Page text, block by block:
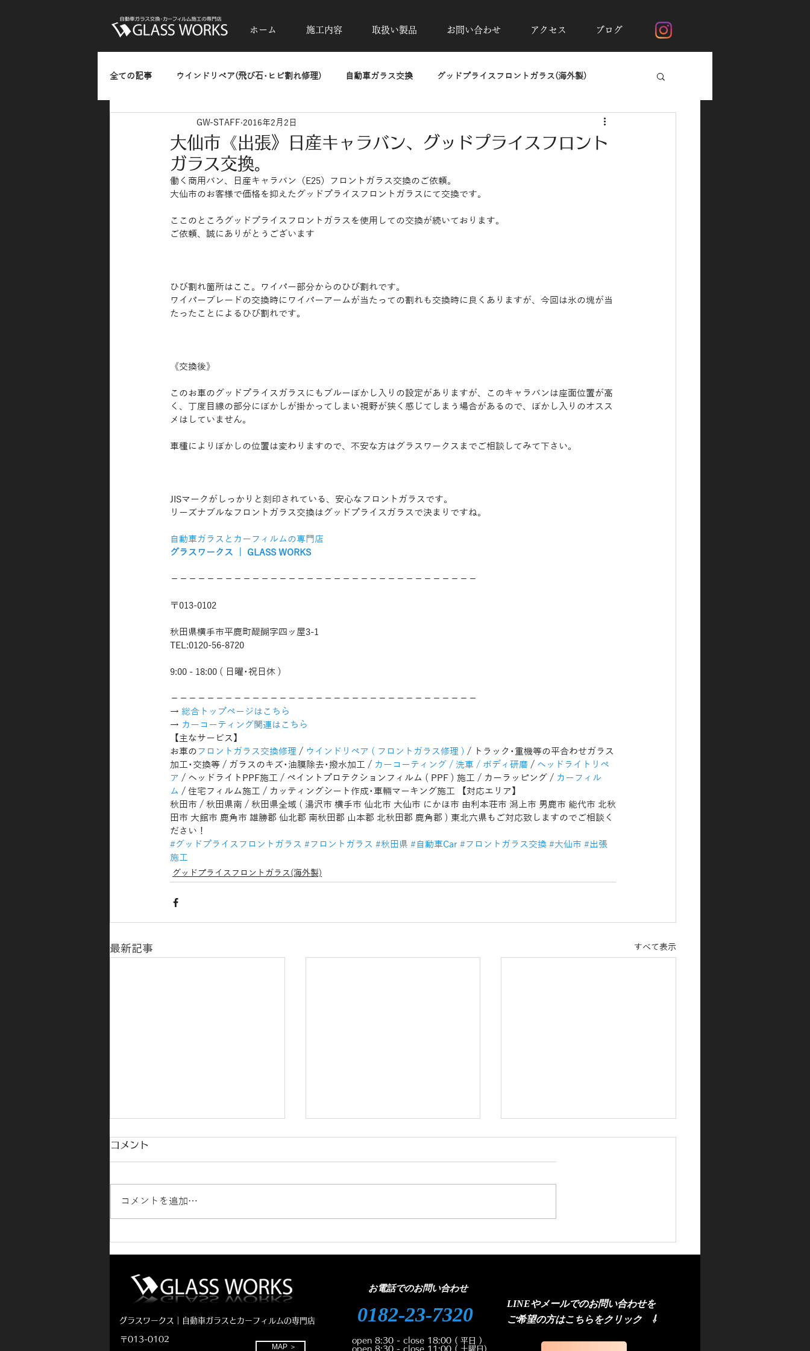
ホーム 施工内容 取扱い製品 お問い合わせ アクセス ブログ
全ての記事 ウインドリペア(飛び石･ヒビ割れ修理) 自動車ガラス交換 グッドプライスフロントガラス(海外製)
ガラスのひっかきキズ･油膜・水垢除去 高断熱フィルムシルフィード
熱反射フィルム(反射発色タイプ)
カーラッピング お知らせ
大仙市《出張》日産キャラバン、グッドプライスフロント
ガラス交換。
GW-STAFF 2016年2月2日
働く商用バン、日産キャラバン（E25）フロントガラス交換のご依頼。
大仙市のお客様で価格を抑えたグッドプライスフロントガラスにて交換です。
ここのところグッドプライスフロントガラスを使用しての交換が続いております。
ご依頼、誠にありがとうございます
ひび割れ箇所はここ。ワイパー部分からのひび割れです。
ワイパーブレードの交換時にワイパーアームが当たっての割れも交換時に良くありますが、今回は氷の塊が当
たったことによるひび割れです。
《交換後》
このお車のグッドプライスガラスにもブルーぼかし入りの設定がありますが、このキャラバンは座面位置が高
く、丁度目線の部分にぼかしが掛かってしまい視野が狭く感じてしまう場合があるので、ぼかし入りのオスス
メはしていません。
車種によりぼかしの位置は変わりますので、不安な方はグラスワークスまでご相談してみて下さい。
JISマークがしっかりと刻印されている、安心なフロントガラスです。
リーズナブルなフロントガラス交換はグッドプライスガラスで決まりですね。
自動車ガラスとカーフィルムの専門店
グラスワークス ｜ GLASS WORKS
−−−−−−−−−−−−−−−−−−−−−−−−−−−−−−−−−−
〒013-0102
秋田県横手市平鹿町醍醐字四ッ屋3-1
TEL:0120-56-8720
9:00 - 18:00 ( 日曜･祝日休 )
−−−−−−−−−−−−−−−−−−−−−−−−−−−−−−−−−−
→ 総合トップページはこちら
→ カーコーティング関連はこちら
【主なサービス】
お車のフロントガラス交換修理 / ウインドリペア ( フロントガラス修理 ) / トラック･重機等の平合わせガラス
加工･交換等 / ガラスのキズ･油膜除去･撥水加工 / カーコーティング / 洗車 / ボディ研磨 / ヘッドライトリペ
ア / ヘッドライトPPF施工 / ペイントプロテクションフィルム ( PPF ) 施工 / カーラッピング / カーフィル
ム / 住宅フィルム施工 / カッティングシート作成･車輛マーキング施工 【対応エリア】
秋田市 / 秋田県南 / 秋田県全域 ( 湯沢市 横手市 仙北市 大仙市 にかほ市 由利本荘市 潟上市 男鹿市 能代市 北秋
田市 大館市 鹿角市 雄勝郡 仙北郡 南秋田郡 山本郡 北秋田郡 鹿角郡 ) 東北六県もご対応致しますのでご相談く
ださい！
#グッドプライスフロントガラス #フロントガラス #秋田県 #自動車Car #フロントガラス交換 #大仙市 #出張
施工
グッドプライスフロントガラス(海外製)
最新記事 すべて表示
社外フロントガラスで交換費
フロントガラス、お安く交換
プリウスアルファフロントガ
コメント
コメントを追加…
グラスワークス｜自動車ガラスとカーフィルムの専門店
〒013-0102
MAP ＞
0182-23-7320
お電話でのお問い合わせ
open 8:30 - close 18:00 ( 平日 )
open 8:30 - close 11:00 ( 土曜日)
LINEやメールでのお問い合わせを
ご希望の方はこちら​をクリック ⇩